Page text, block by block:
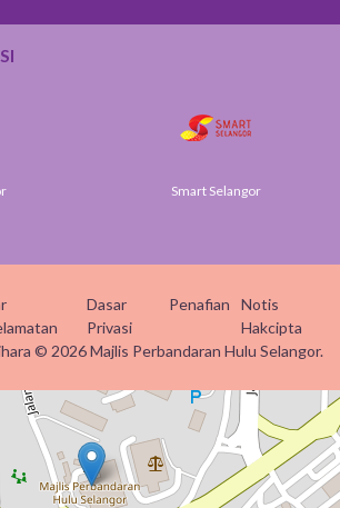
Smart Selangor
Dasar
Privasi
Penafian
Notis
Hakcipta
© 2026 Majlis Perbandaran Hulu Selangor.